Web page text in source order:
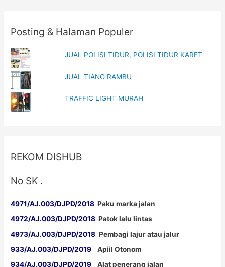
) w
)
Posting & Halaman Populer
JUAL POLISI TIDUR, POLISI TIDUR KARET
JUAL TIANG RAMBU
TRAFFIC LIGHT MURAH
REKOM DISHUB
No SK .
4971/AJ.003/DJPD/2018 Paku marka jalan
4972/AJ.003/DJPD/2018 Patok lalu lintas
4973/AJ.003/DJPD/2018 Pembagi lajur atau jalur
933/AJ.003/DJPD/2019 Apiil Otonom
934/AJ.003/DJPD/2019 Alat penerang jalan